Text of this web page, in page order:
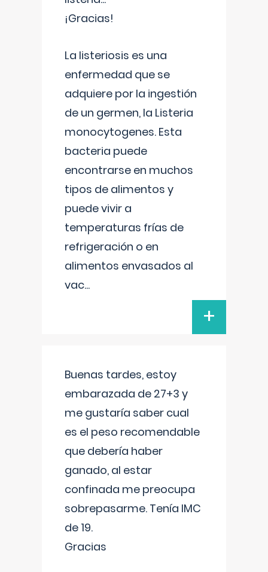
¡Gracias!
La listeriosis es una
enfermedad que se
adquiere por la ingestión
de un germen, la Listeria
monocytogenes. Esta
bacteria puede
encontrarse en muchos
tipos de alimentos y
puede vivir a
temperaturas frías de
refrigeración o en
alimentos envasados al
vac...
+
Buenas tardes, estoy
embarazada de 27+3 y
me gustaría saber cual
es el peso recomendable
que debería haber
ganado, al estar
confinada me preocupa
sobrepasarme. Tenía IMC
de 19.
Gracias